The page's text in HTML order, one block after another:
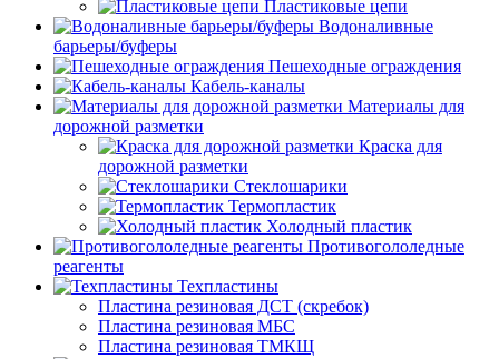
Пластиковые цепи
Водоналивные
барьеры/буферы
Пешеходные ограждения
Кабель-каналы
Материалы для
дорожной разметки
Краска для
дорожной разметки
Стеклошарики
Термопластик
Холодный пластик
Противогололедные
реагенты
Техпластины
Пластина резиновая ДСТ (скребок)
Пластина резиновая МБС
Пластина резиновая ТМКЩ